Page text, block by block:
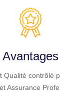
Avantages
Qualité contrôlé
Assurance